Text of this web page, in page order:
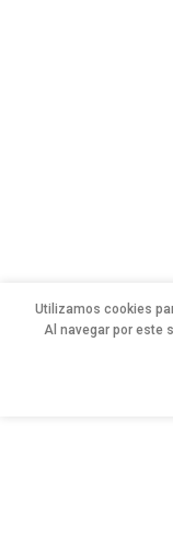
Utilizamos cookies
Al navegar por este